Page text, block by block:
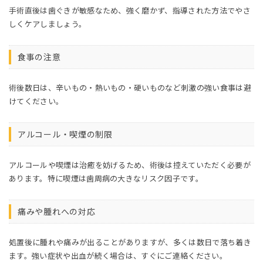
手術直後は歯ぐきが敏感なため、強く磨かず、指導された方法でやさ
しくケアしましょう。
食事の注意
術後数日は、辛いもの・熱いもの・硬いものなど刺激の強い食事は避
けてください。
アルコール・喫煙の制限
アルコールや喫煙は治癒を妨げるため、術後は控えていただく必要が
あります。特に喫煙は歯周病の大きなリスク因子です。
痛みや腫れへの対応
処置後に腫れや痛みが出ることがありますが、多くは数日で落ち着き
ます。強い症状や出血が続く場合は、すぐにご連絡ください。